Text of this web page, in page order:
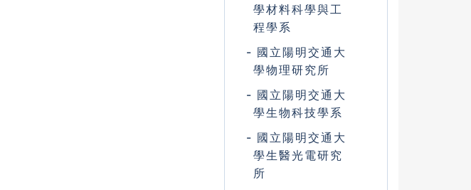
學材料科學與工
程學系
國立陽明交通大
學物理研究所
國立陽明交通大
學生物科技學系
國立陽明交通大
學生醫光電研究
所